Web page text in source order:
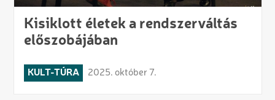
Kisiklott életek a rendszerváltás
előszobájában
KULT-TÚRA 2025. október 7.